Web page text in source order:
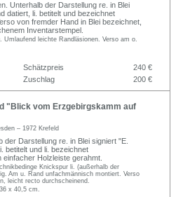
Unterhalb der Darstellung re. in Blei
datiert, li. betitelt und bezeichnet
von fremder Hand in Blei bezeichnet,
Inventarstempel.
leichte Randläsionen. Verso am o.
Schätzpreis
240 €
Zuschlag
200 €
"Blick vom Erzgebirgskamm auf
– 1972 Krefeld
der Darstellung re. in Blei signiert "E.
betitelt und li. bezeichnet
Holzleiste gerahmt.
Knickspur li. (außerhalb der
Am u. Rand unfachmännisch montiert. Verso
leicht recto durchscheinend.
x 40,5 cm.